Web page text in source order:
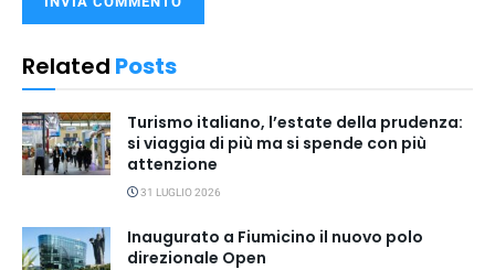
Related Posts
Turismo italiano, l’estate della prudenza:
si viaggia di più ma si spende con più
attenzione
31 LUGLIO 2026
Inaugurato a Fiumicino il nuovo polo
direzionale Open